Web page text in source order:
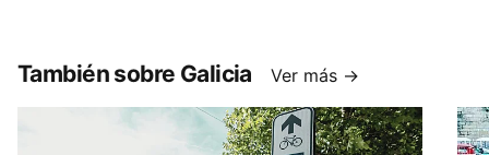
También sobre Galicia Ver más →